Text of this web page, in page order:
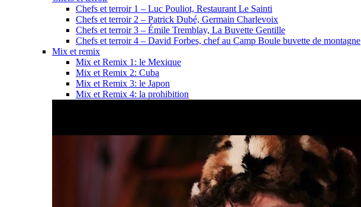
Chefs et terroir 1 – Luc Pouliot, Restaurant Le Sainti
Chefs et terroir 2 – Patrick Dubé, Germain Charlevoix
Chefs et terroir 3 – Émile Tremblay, La Buvette Gentille
Chefs et terroir 4 – David Forbes, chef au Camp Boule buvette de montagne
Mix et remix
Mix et Remix 1: le Mexique
Mix et Remix 2: Cuba
Mix et Remix 3: le Japon
Mix et Remix 4: la prohibition